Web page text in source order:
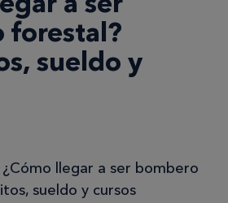
forestal?
sueldo y
¿Cómo llegar a ser bombero
sueldo y cursos